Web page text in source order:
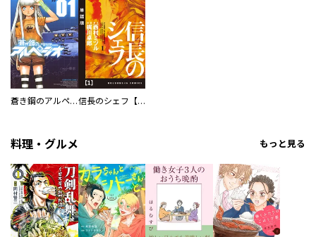
蒼き鋼のアルペジオ 信長のシェフ【単話版】
料理・グルメ もっと見る